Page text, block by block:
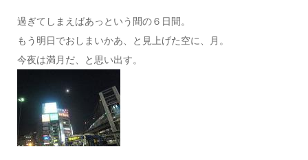
過ぎてしまえばあっという間の６日間。
もう明日でおしまいかあ、と見上げた空に、月。
今夜は満月だ、と思い出す。